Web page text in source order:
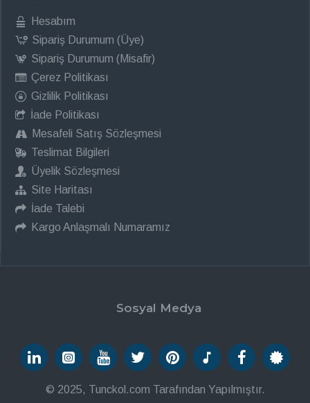
Hesabım
Sipariş Durumum (Üye)
Sipariş Durumum (Misafir)
Çerez Politikası
Gizlilik Politikası
İade Politikası
Mesafeli Satış Sözleşmesi
Teslimat Bilgileri
Üyelik Sözleşmesi
Site Haritası
İade Talebi
Kargo Anlaşmalı Numaramız
Sosyal Medya
© 2025, Tunckol.com Tarafından Yapılmıştır.